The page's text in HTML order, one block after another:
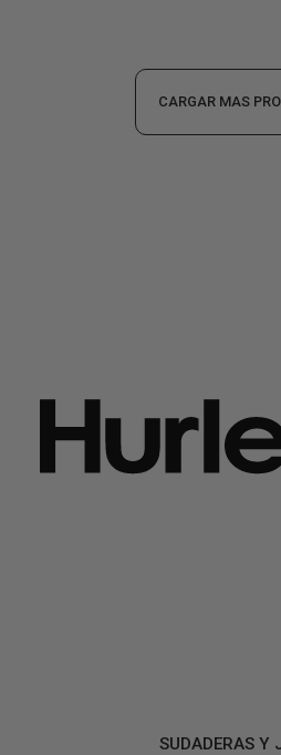
CARGAR MAS
SUDADERAS Y